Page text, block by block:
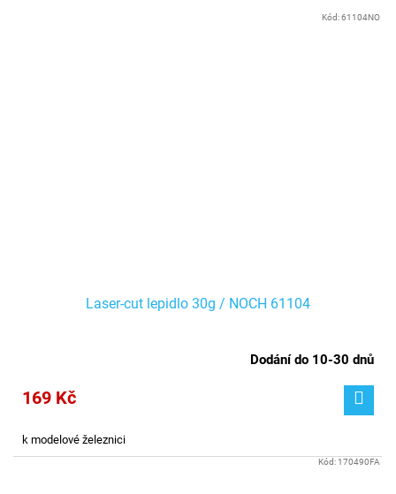
Laser-cut lepidlo 30g / NOCH 61104
Dodání do 10-30 dnů
169 Kč
k modelové železnici
Kód:61104NO
Kód: 170490FA